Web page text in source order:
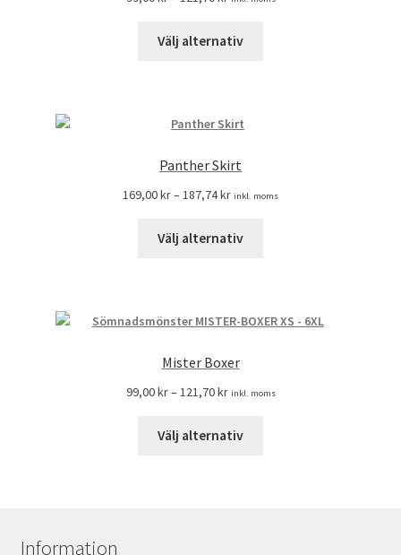
Välj alternativ
Panther Skirt
169,00kr– 187,74kr inkl. moms
Välj alternativ
Mister Boxer
99,00kr– 121,70kr inkl. moms
Välj alternativ
Information